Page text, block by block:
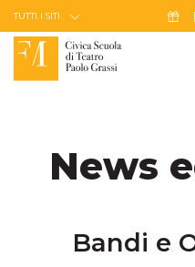
Skip to Content
TUTTI I SITI
News
Bandi e